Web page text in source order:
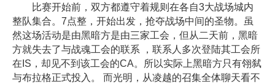
比赛开始前，双方都遵守着规则在各自3大战场城内
整队集合。7点整，开始出发，抢夺战场中间的圣物。虽
然这场活动是由黑暗方是由三家工会，但从二天前，黑暗
方就失去了与战魂工会的联系 ，联系人多次登陆其工会所
在IS，却见不到该工会的CA。所以实际上黑暗方只有翎弑
与布拉格正式投入。 而光明，从凌越的召集全体聊天看不